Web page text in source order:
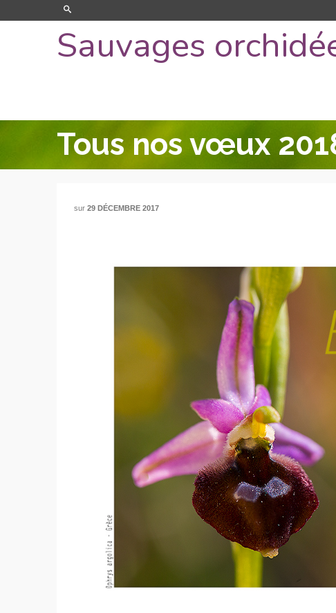
Sauvages
Tous nos vœux
sur29 DÉCEMBRE 2017